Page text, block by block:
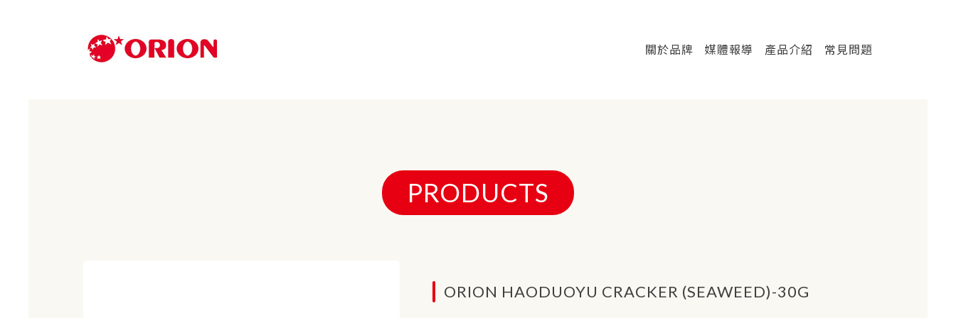
關於品牌 媒體報導 產品介紹 常見問題
PRODUCTS
ORION HAODUOYU CRACKER (SEAWEED)-30G